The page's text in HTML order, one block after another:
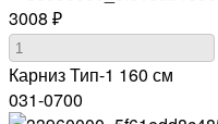
3008 ₽
Карниз Тип-1 160 см
031-0700